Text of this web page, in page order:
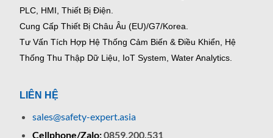
PLC, HMI, Thiết Bị Điện.
Cung Cấp Thiết Bị Châu Âu (EU)/G7/Korea.
Tư Vấn Tích Hợp Hệ Thống Cảm Biến & Điều Khiển, Hệ
Thống Thu Thập Dữ Liệu, IoT System, Water Analytics.
LIÊN HỆ
sales@safety-expert.asia
Cellphone/Zalo:0859.200.531